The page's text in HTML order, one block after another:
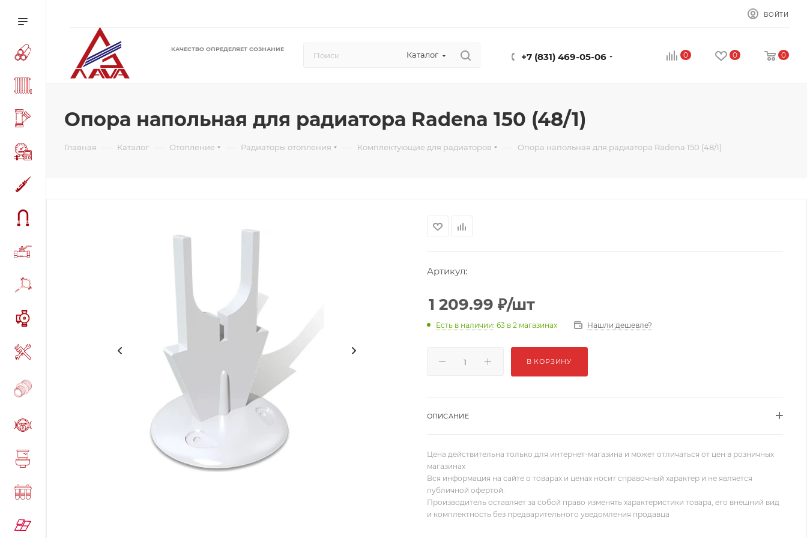
ВОЙТИ
КАЧЕСТВО ОПРЕДЕЛЯЕТ СОЗНАНИЕ
Каталог +7 (831) 469-05-06 0 0 0
Опора напольная для радиатора Radena 150 (48/1)
Главная — Каталог — Отопление — Радиаторы отопления — Комплектующие для радиаторов — Опора напольная для радиатора Radena 150 (48/1)
Артикул:
1 209.99 ₽/шт
Есть в наличии: 63 в 2 магазинах Нашли дешевле?
В КОРЗИНУ
ОПИСАНИЕ
Цена действительна только для интернет-магазина и может отличаться от цен в розничных
магазинах
Вся информация на сайте о товарах и ценах носит справочный характер и не является
публичной офертой.
Производитель оставляет за собой право изменять характеристики товара, его внешний вид
и комплектность без предварительного уведомления продавца